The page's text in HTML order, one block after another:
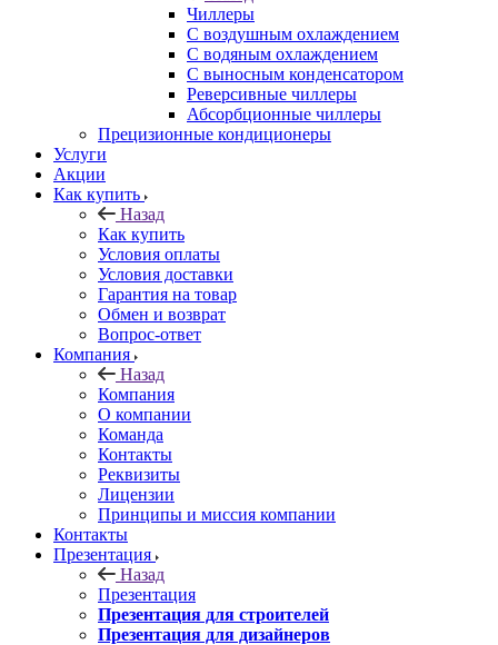
Чиллеры
С воздушным охлаждением
С водяным охлаждением
С выносным конденсатором
Реверсивные чиллеры
Абсорбционные чиллеры
Прецизионные кондиционеры
Услуги
Акции
Как купить
Назад
Как купить
Условия оплаты
Условия доставки
Гарантия на товар
Обмен и возврат
Вопрос-ответ
Компания
Назад
Компания
О компании
Команда
Контакты
Реквизиты
Лицензии
Принципы и миссия компании
Контакты
Презентация
Назад
Презентация
Презентация для строителей
Презентация для дизайнеров